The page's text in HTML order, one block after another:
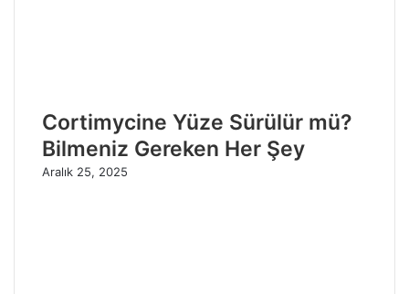
Cortimycine Yüze Sürülür mü?
Bilmeniz Gereken Her Şey
Aralık 25, 2025